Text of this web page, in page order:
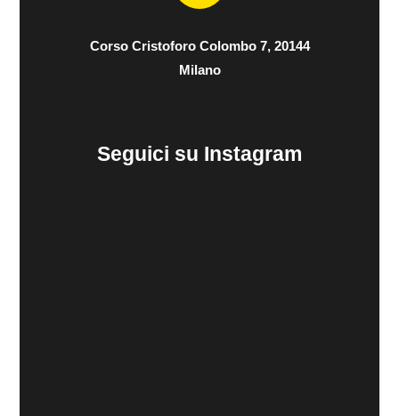
Corso Cristoforo Colombo 7, 20144
Milano
Seguici su Instagram